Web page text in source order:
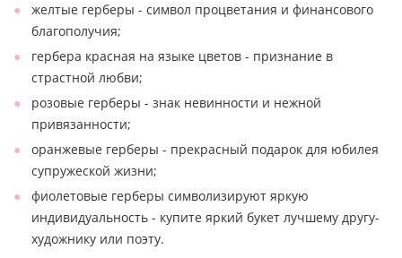
желтые герберы - символ процветания и финансового
благополучия;
гербера красная на языке цветов - признание в
страстной любви;
розовые герберы - знак невинности и нежной
привязанности;
оранжевые герберы - прекрасный подарок для юбилея
супружеской жизни;
фиолетовые герберы символизируют яркую
индивидуальность - купите яркий букет лучшему другу-
художнику или поэту.